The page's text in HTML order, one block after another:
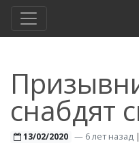
снабдят
13/02/2020 —6 лет назад |